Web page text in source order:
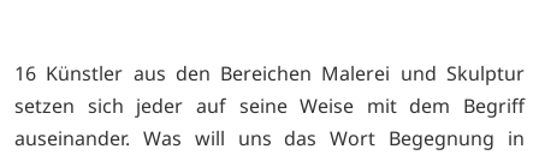
16 Künstler aus den Bereichen Malerei und Skulptur
setzen sich jeder auf seine Weise mit dem Begriff
auseinander. Was will uns das Wort Begegnung in